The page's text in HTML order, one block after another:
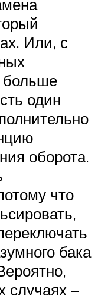
Или, с
больше
один
оборота.
что
бака
случаях –